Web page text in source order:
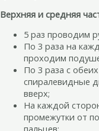
Верхняя и средняя
5 раз проводим
По 3 раза на
проходим
По 3 раза с
спиралевидные
вверх;
На каждой
промежутки от